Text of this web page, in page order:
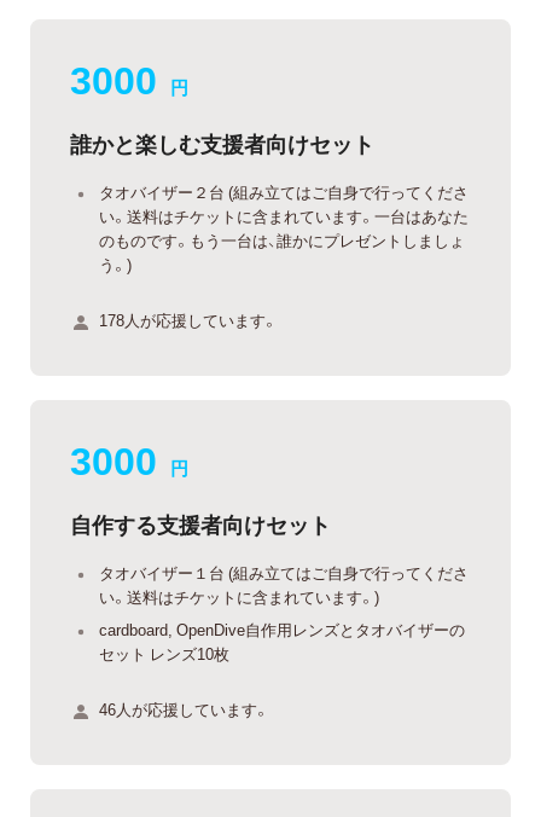
3000 円
誰かと楽しむ支援者向けセット
タオバイザー２台 (組み立てはご自身で行ってくださ
い。送料はチケットに含まれています。一台はあなた
のものです。もう一台は、誰かにプレゼントしましょ
う。)
178人が応援しています。
3000 円
自作する支援者向けセット
タオバイザー１台 (組み立てはご自身で行ってくださ
い。送料はチケットに含まれています。)
cardboard, OpenDive自作用レンズとタオバイザーの
セット レンズ10枚
46人が応援しています。